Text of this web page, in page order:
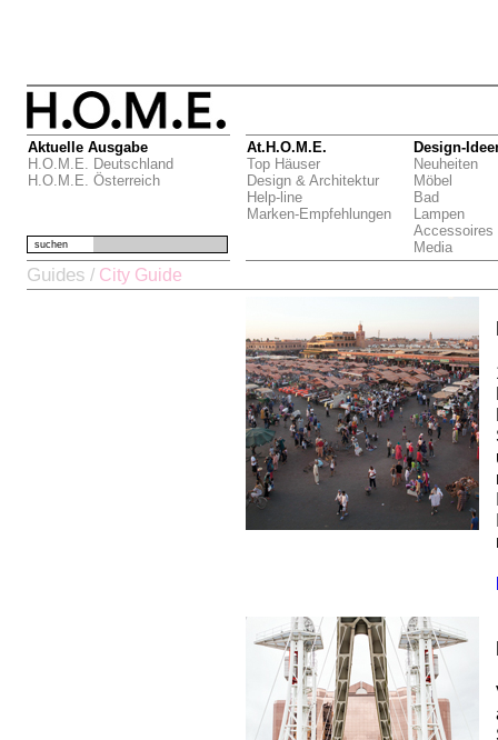
Aktuelle Ausgabe
H.O.M.E. Deutschland
H.O.M.E. Österreich
At.H.O.M.E.
Top Häuser
Design & Architektur
Help-line
Marken-Empfehlungen
Design-
Neuheiten
Möbel
Bad
Lampen
Accessoires
Media
suchen
Guides / City Guide